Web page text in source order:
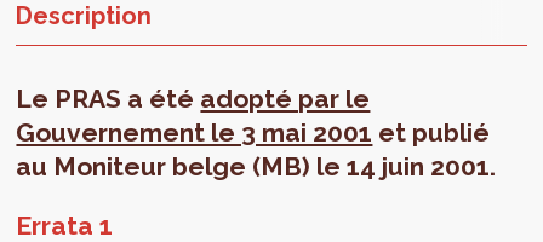
Description
Le PRAS a été adopté par le
Gouvernement le 3 mai 2001 et publié
au Moniteur belge (MB) le 14 juin 2001.
Errata 1